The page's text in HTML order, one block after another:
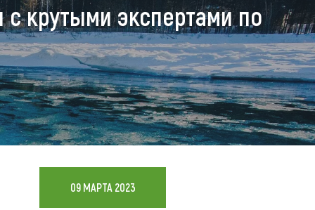
Где остановиться
Санатории
Гостиницы, отели
Коттеджи, базы
Сельские усадьбы
Мотели, придорожные отели
крутыми экспертами по
09 МАРТА 2023